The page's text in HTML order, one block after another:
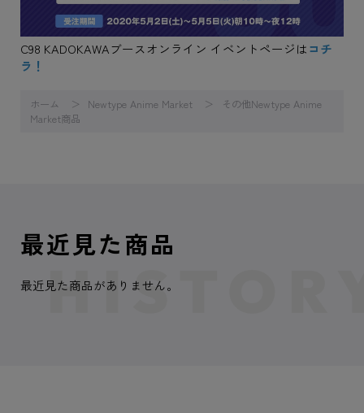
C98 KADOKAWAブースオンライン イベントページはコチ
ラ！
ホーム Newtype Anime Market
その他Newtype Anime
Market商品
最近見た商品
最近見た商品がありません。